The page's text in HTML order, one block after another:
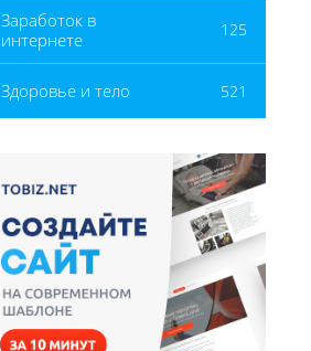
Заработок в
интернете
125
Здоровье и тело 521